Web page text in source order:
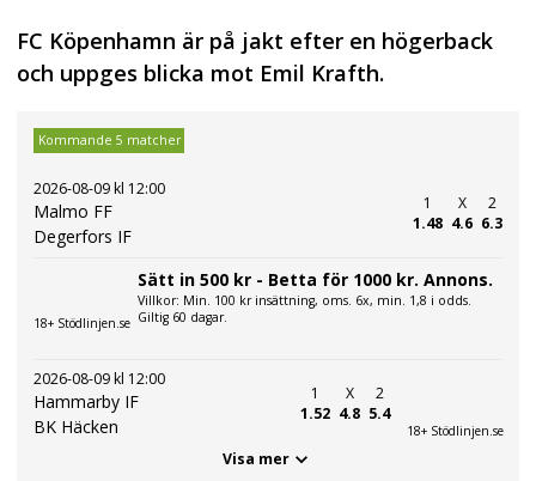
FC Köpenhamn är på jakt efter en högerback
och uppges blicka mot Emil Krafth.
Kommande 5 matcher
2026-08-09 kl 12:00
Malmo FF
Degerfors IF
1
1.48
X
4.6
2
6.3
18+ Stödlinjen.se
Sätt in 500 kr - Betta för 1000 kr. Annons.
Villkor: Min. 100 kr insättning, oms. 6x, min. 1,8 i odds.
Giltig 60 dagar.
2026-08-09 kl 12:00
Hammarby IF
BK Häcken
1
1.52
X
4.8
2
5.4
18+ Stödlinjen.se
Visa mer